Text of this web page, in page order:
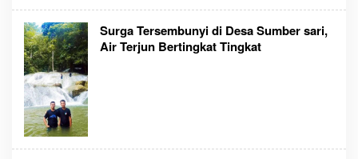
Surga Tersembunyi di Desa Sumber sari,
Air Terjun Bertingkat Tingkat